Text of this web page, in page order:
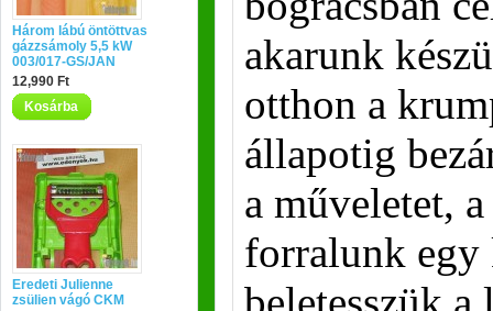
Három lábú öntöttvas
gázzsámoly 5,5 kW
003/017-GS/JAN
12,990 Ft
Kosárba
Eredeti Julienne
zsülien vágó CKM
akarunk
otthon a
állapotig
a műveletet,
forralunk egy